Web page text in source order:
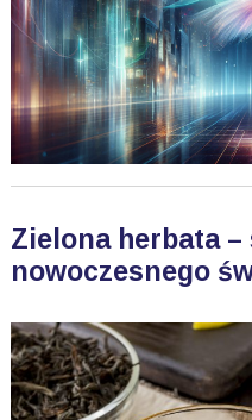
Zielona herbata
nowoczesnego